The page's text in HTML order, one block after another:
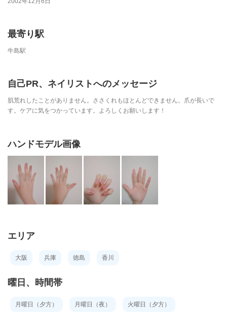
最寄り駅
牛島駅
自己PR、ネイリストへのメッセージ
肌荒れしたことがありません。ささくれもほとんどできません。爪が長いで
す。ケアに気をつかっています。よろしくお願いします！
ハンドモデル画像
エリア
大阪 兵庫 徳島 香川
曜日、時間帯
月曜日（夕方） 月曜日（夜） 火曜日（夕方）